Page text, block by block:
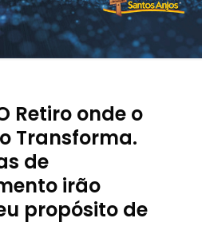
Retiro onde o
Transforma.
de
irão
propósito de